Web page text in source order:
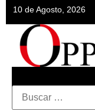
10 de Agosto, 2026